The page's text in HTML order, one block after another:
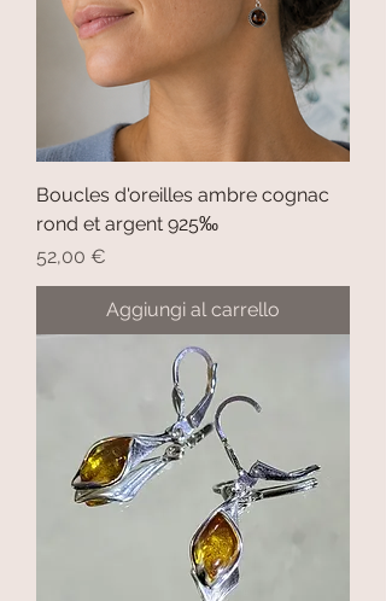
Boucles d'oreilles ambre cognac
rond et argent 925‰
Prezzo
52,00 €
Aggiungi al carrello